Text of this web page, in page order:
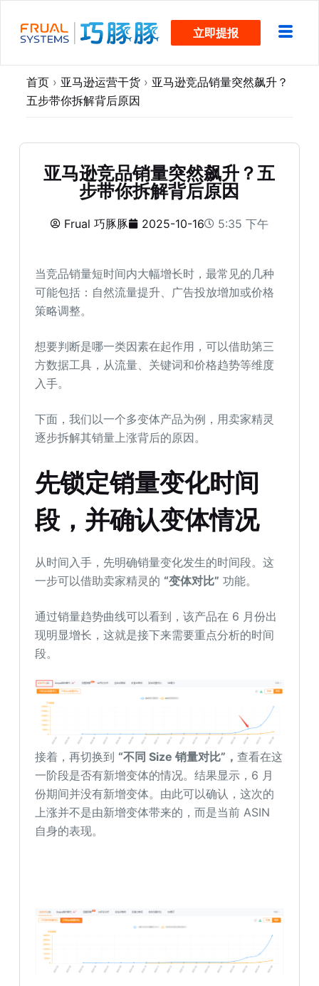
过
立即提报
首页 › 亚马逊运营干货 › 亚马逊竞品销量突然飙升？
五步带你拆解背后原因
亚马逊竞品销量突然飙升？五
步带你拆解背后原因
Frual 巧豚豚 2025-10-16 5:35 下午
当竞品销量短时间内大幅增长时，最常见的几种
可能包括：自然流量提升、广告投放增加或价格
策略调整。
想要判断是哪一类因素在起作用，可以借助第三
方数据工具，从流量、关键词和价格趋势等维度
入手。
下面，我们以一个多变体产品为例，用卖家精灵
逐步拆解其销量上涨背后的原因。
先锁定销量变化时间
段，并确认变体情况
从时间入手，先明确销量变化发生的时间段。这
一步可以借助卖家精灵的 “变体对比” 功能。
通过销量趋势曲线可以看到，该产品在 6 月份出
现明显增长，这就是接下来需要重点分析的时间
段。
接着，再切换到 “不同 Size 销量对比”，查看在这
一阶段是否有新增变体的情况。结果显示，6 月
份期间并没有新增变体。由此可以确认，这次的
上涨并不是由新增变体带来的，而是当前 ASIN
自身的表现。